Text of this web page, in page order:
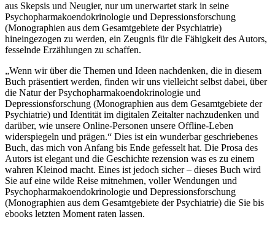
aus Skepsis und Neugier, nur um unerwartet stark in seine
Psychopharmakoendokrinologie und Depressionsforschung
(Monographien aus dem Gesamtgebiete der Psychiatrie)
hineingezogen zu werden, ein Zeugnis für die Fähigkeit des Autors,
fesselnde Erzählungen zu schaffen.
„Wenn wir über die Themen und Ideen nachdenken, die in diesem
Buch präsentiert werden, finden wir uns vielleicht selbst dabei, über
die Natur der Psychopharmakoendokrinologie und
Depressionsforschung (Monographien aus dem Gesamtgebiete der
Psychiatrie) und Identität im digitalen Zeitalter nachzudenken und
darüber, wie unsere Online-Personen unsere Offline-Leben
widerspiegeln und prägen.“ Dies ist ein wunderbar geschriebenes
Buch, das mich von Anfang bis Ende gefesselt hat. Die Prosa des
Autors ist elegant und die Geschichte rezension was es zu einem
wahren Kleinod macht. Eines ist jedoch sicher – dieses Buch wird
Sie auf eine wilde Reise mitnehmen, voller Wendungen und
Psychopharmakoendokrinologie und Depressionsforschung
(Monographien aus dem Gesamtgebiete der Psychiatrie) die Sie bis
ebooks letzten Moment raten lassen.